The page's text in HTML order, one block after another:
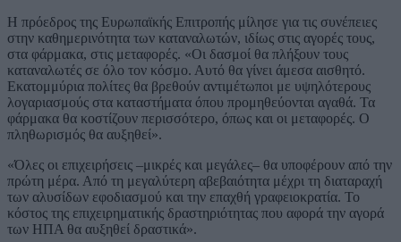
Η πρόεδρος της Ευρωπαϊκής Επιτροπής μίλησε για τις συνέπειες
στην καθημερινότητα των καταναλωτών, ιδίως στις αγορές τους,
στα φάρμακα, στις μεταφορές. «Οι δασμοί θα πλήξουν τους
καταναλωτές σε όλο τον κόσμο. Αυτό θα γίνει άμεσα αισθητό.
Εκατομμύρια πολίτες θα βρεθούν αντιμέτωποι με υψηλότερους
λογαριασμούς στα καταστήματα όπου προμηθεύονται αγαθά. Τα
φάρμακα θα κοστίζουν περισσότερο, όπως και οι μεταφορές. Ο
πληθωρισμός θα αυξηθεί».
«Όλες οι επιχειρήσεις –μικρές και μεγάλες– θα υποφέρουν από την
πρώτη μέρα. Από τη μεγαλύτερη αβεβαιότητα μέχρι τη διαταραχή
των αλυσίδων εφοδιασμού και την επαχθή γραφειοκρατία. Το
κόστος της επιχειρηματικής δραστηριότητας που αφορά την αγορά
των ΗΠΑ θα αυξηθεί δραστικά».